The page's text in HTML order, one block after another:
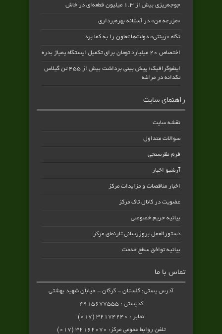
جوجه‌ریزی بیش از ۱.۳ میلیون قطعه‌ای در خاش
«مزرعه من» در آستانه بهره‌برداری
نگاه «زینتی» دولت‌ها تعاون را به کما برد
اختصاص ۲۰ میلیارد تومان برای تکمیل ایستگاه پمپاژ بدره
اینفوگرافیک؛ پیش بینی برداشت بیش از ۴۵۵ تن گیلاس
تکدانه در مراغه
راهنمای سایت
نقشه سایت
سوالات متداول
فرم نظرسنجی
آرشیو اخبار
اخبار مناقصات و مزایدات مرکز
عضویت در کانال تاک مرکز
بیانیه حریم خصوصی
دستورالعمل بروزرسانی تارنمای مرکز
بیانیه توافق سطح خدمت
تماس با ما
آدرس پستی: گلستان - گرگان - خیابان شهید بهشتی
کدپستی : ۴۹۱۵۶۷۷۵۵۵
نمابر : ۳۲۱۷۴۲۴۰ (۰۱۷)
تلفن روابط عمومی مرکز: ۳۲۱۶۲۰۷۰ (۰۱۷)